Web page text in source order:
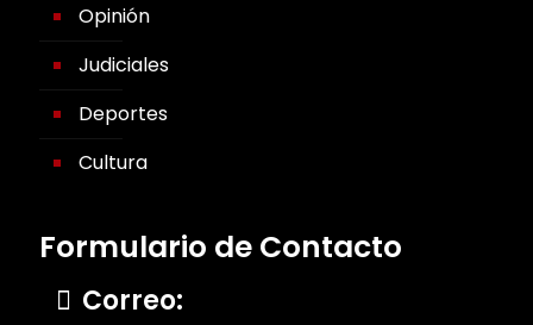
Opinión
Judiciales
Deportes
Cultura
Formulario de Contacto
Correo: